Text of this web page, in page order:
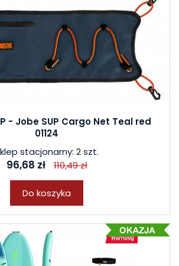
- Jobe SUP Cargo Net Teal red
01124
stacjonarny: 2 szt.
96,68 zł 110,49 zł
Do koszyka